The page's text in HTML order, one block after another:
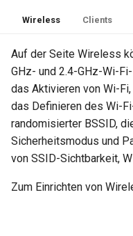
Wireless Clients
Auf der Seite Wireless
GHz- und 2.4-GHz-Wi-
das Aktivieren von Wi-
das Definieren des Wi-
randomisierter BSSID,
Sicherheitsmodus und
von SSID-Sichtbarkeit,
Zum Einrichten von